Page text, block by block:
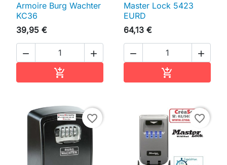
Armoire Burg Wachter
KC36
39,95 €
 

Master Lock 5423
EURD
64,13 €
 

favorite_border favorite_border